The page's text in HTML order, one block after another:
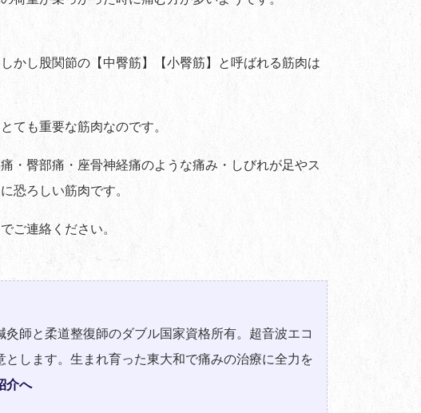
かし股関節の【中臀筋】【小臀筋】と呼ばれる筋肉は
ても重要な筋肉なのです。
・臀部痛・座骨神経痛のような痛み・しびれが足やス
恐ろしい筋肉です。
ご連絡ください。
灸師と柔道整復師のダブル国家資格所有。超音波エコ
とします。生まれ育った東大和で痛みの治療に全力を
介へ